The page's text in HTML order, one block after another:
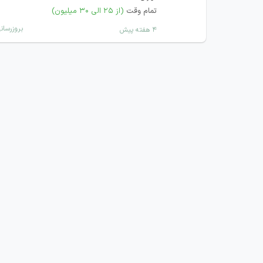
تمام وقت (از ۲۵ الی ۳۰ میلیون)
۴ هفته پیش